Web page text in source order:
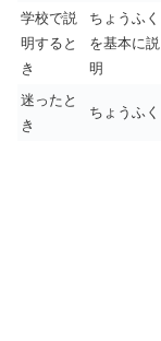
学校で説
明すると
き
ちょうふく
を基本に説
明
迷ったと
き
ちょうふく